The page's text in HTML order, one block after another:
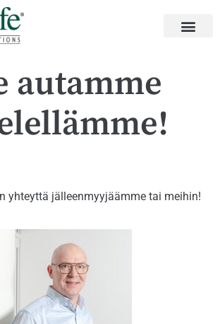
autamme
yhteyttä jälleenmyyjäämme tai meihin!